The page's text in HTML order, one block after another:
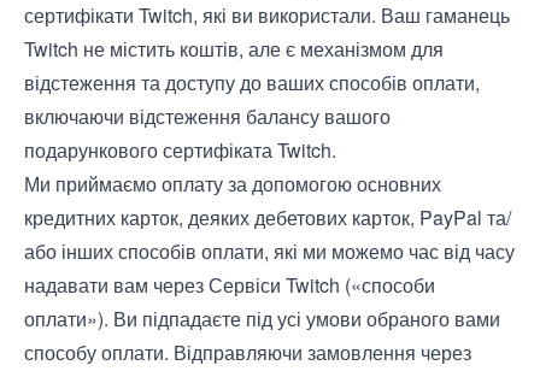
сертифікати Twitch, які ви використали. Ваш гаманець
Twitch не містить коштів, але є механізмом для
відстеження та доступу до ваших способів оплати,
включаючи відстеження балансу вашого
подарункового сертифіката Twitch.
Ми приймаємо оплату за допомогою основних
кредитних карток, деяких дебетових карток, PayPal та/
або інших способів оплати, які ми можемо час від часу
надавати вам через Сервіси Twitch («способи
оплати»). Ви підпадаєте під усі умови обраного вами
способу оплати. Відправляючи замовлення через